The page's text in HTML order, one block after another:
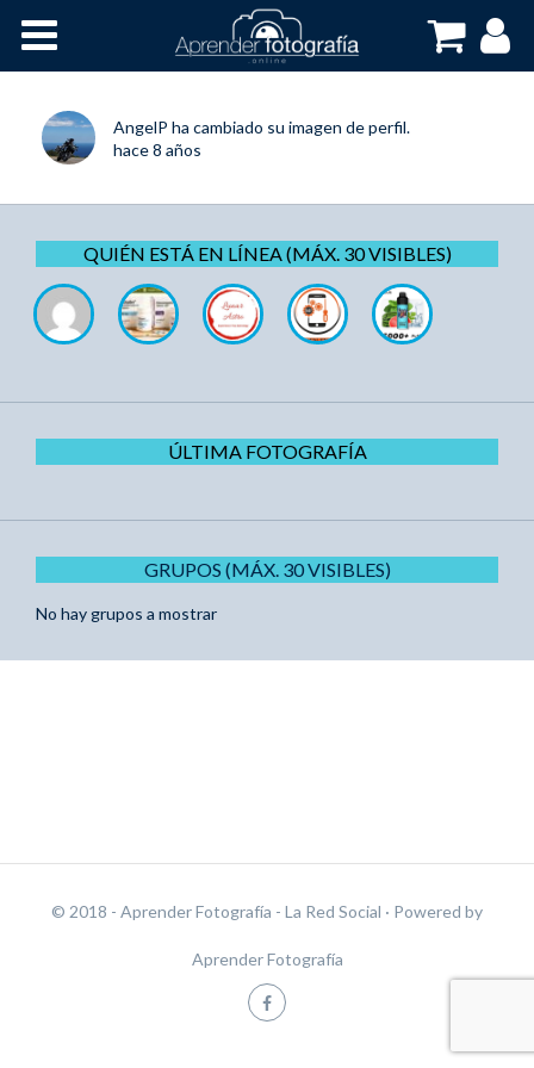
Cursos OnLine
AngelP ha cambiado su imagen de perfil.
hace 8 años
QUIÉN ESTÁ EN LÍNEA (MÁX. 30 VISIBLES)
ÚLTIMA FOTOGRAFÍA
GRUPOS (MÁX. 30 VISIBLES)
No hay grupos a mostrar
© 2018 - Aprender Fotografía - La Red Social · Powered by
Aprender Fotografía